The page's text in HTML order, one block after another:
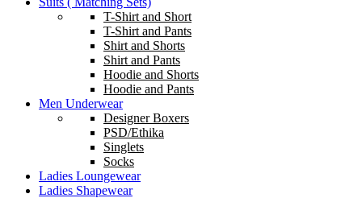
T-Shirt and Short
T-Shirt and Pants
Shirt and Shorts
Shirt and Pants
Hoodie and Shorts
Hoodie and Pants
Men Underwear
Designer Boxers
PSD/Ethika
Singlets
Socks
Ladies Loungewear
Ladies Shapewear